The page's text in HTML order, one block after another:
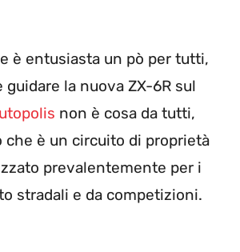
è entusiasta un pò per tutti,
la nuova ZX-6R sul
non è cosa da tutti,
che è un circuito di proprietà
prevalentemente per i
stradali e da competizioni.